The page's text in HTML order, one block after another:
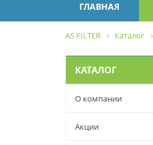
ГЛАВНАЯ
AS FILTER Каталог
КАТАЛОГ
О компании
Акции